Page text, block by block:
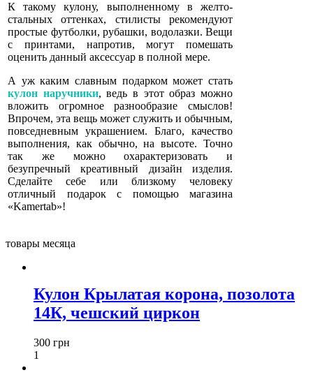
К такому кулону, выполненному в желто-
стальных оттенках, стилисты рекомендуют
простые футболки, рубашки, водолазки. Вещи
с принтами, напротив, могут помешать
оценить данный аксессуар в полной мере.
А уж каким славным подарком может стать
кулон наручники, ведь в этот образ можно
вложить огромное разнообразие смыслов!
Впрочем, эта вещь может служить и обычным,
повседневным украшением. Благо, качество
выполнения, как обычно, на высоте. Точно
так же можно охарактеризовать и
безупречный креативный дизайн изделия.
Сделайте себе или близкому человеку
отличный подарок с помощью магазина
«Kamertab»!
товары месяца
Кулон Крылатая корона, позолота
14К, чешский циркон
300 грн
1